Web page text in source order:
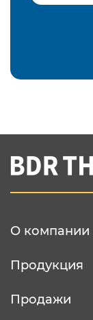
Вы
О компании
Продукция
Продажи